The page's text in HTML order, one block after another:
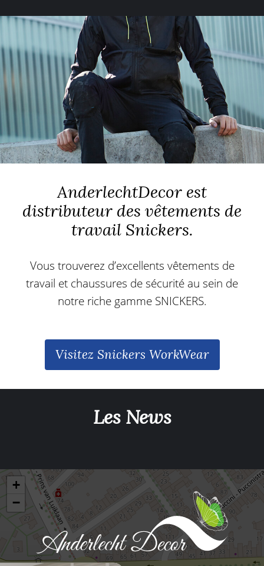
AnderlechtDecor est
distributeur des vêtements de
travail Snickers.
Vous trouverez d’excellents vêtements de
travail et chaussures de sécurité au sein de
notre riche gamme SNICKERS.
Visitez Snickers WorkWear
Les News
+
−